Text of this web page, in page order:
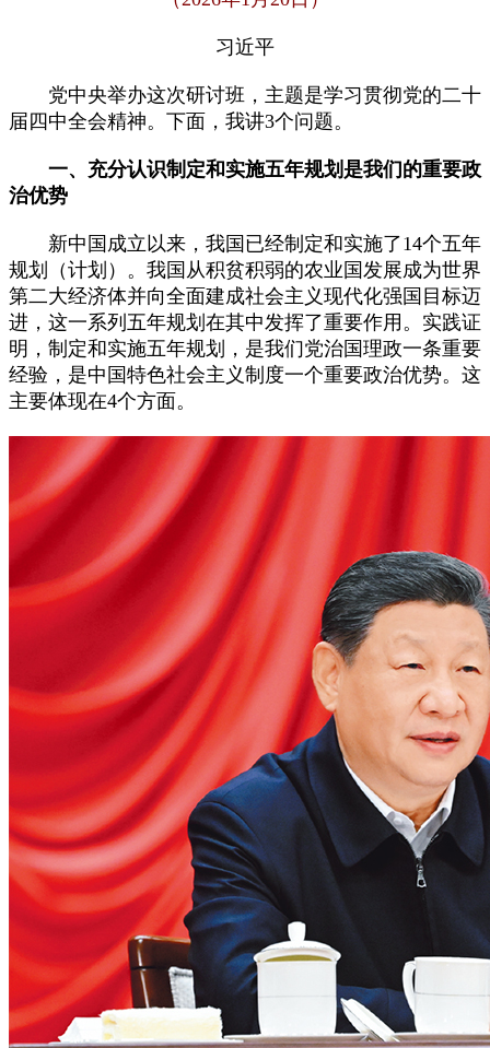
习近平
党中央举办这次研讨班，主题是学习贯彻党的二十
届四中全会精神。下面，我讲3个问题。
一、充分认识制定和实施五年规划是我们的重要政
治优势
新中国成立以来，我国已经制定和实施了14个五年
规划（计划）。我国从积贫积弱的农业国发展成为世界
第二大经济体并向全面建成社会主义现代化强国目标迈
进，这一系列五年规划在其中发挥了重要作用。实践证
明，制定和实施五年规划，是我们党治国理政一条重要
经验，是中国特色社会主义制度一个重要政治优势。这
主要体现在4个方面。